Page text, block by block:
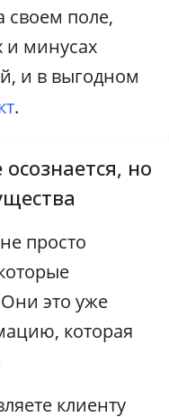
своем поле,
и минусах
и в выгодном
.
но
просто
это уже
которая
клиенту